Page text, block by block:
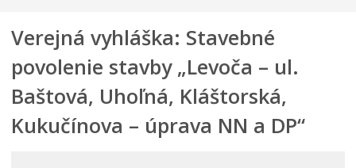
Bezpečnosť
Doprava, údržba komunikácií
Kultúra, šport a propagácia
PRIMÁTOR INFORMUJE
Verejná vyhláška: Stavebné
povolenie stavby „Levoča – ul.
Baštová, Uhoľná, Kláštorská,
Kukučínova – úprava NN a DP“